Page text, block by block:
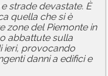
strade devastate. È
quella che si è
zone del Piemonte in
abbattute sulla
ieri, provocando
danni a edifici e